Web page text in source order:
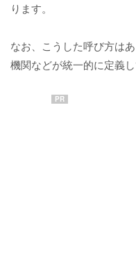
ります。
なお、こうした呼び方は
機関などが統一的に定義
PR